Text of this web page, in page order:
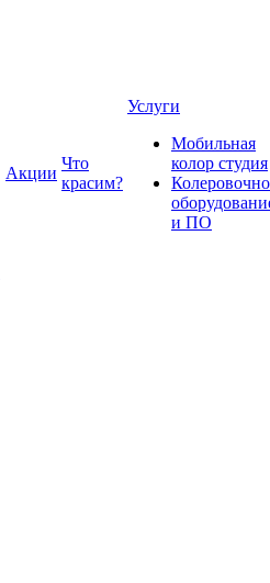
Акции
Что
красим?
Услуги
Мобильная
колор студия
и ПО